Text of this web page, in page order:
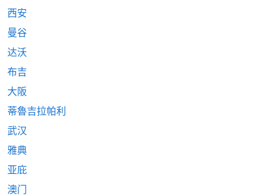
西安
曼谷
达沃
布吉
大阪
蒂魯吉拉帕利
武汉
雅典
亚庇
澳门